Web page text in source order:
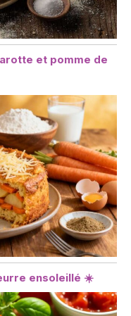
et pomme de
ensoleillé ☀️